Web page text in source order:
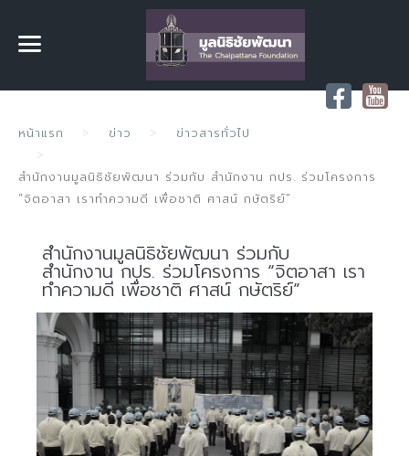
หน้าแรก ข่าว ข่าวสารทั่วไป
สำนักงานมูลนิธิชัยพัฒนา ร่วมกับ สำนักงาน กปร. ร่วมโครงการ
“จิตอาสา เราทำความดี เพื่อชาติ ศาสน์ กษัตริย์”
สำนักงานมูลนิธิชัยพัฒนา ร่วมกับ
สำนักงาน กปร. ร่วมโครงการ “จิตอาสา เรา
ทำความดี เพื่อชาติ ศาสน์ กษัตริย์”